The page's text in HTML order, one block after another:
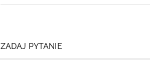
ZADAJ PYTANIE